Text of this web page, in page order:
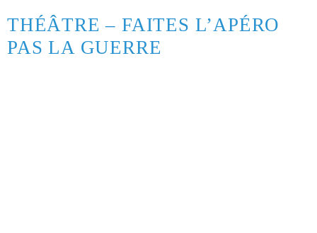
THÉÂTRE – FAITES L’APÉRO
PAS LA GUERRE